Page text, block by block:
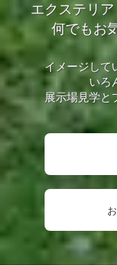
エクステリ
何でもお
イメージして
いろ
展示場見学と